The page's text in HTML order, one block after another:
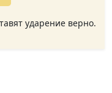
ударение верно.